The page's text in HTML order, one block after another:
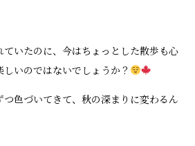
いたのに、今はちょっとした散歩も心
いのではないでしょうか？
色づいてきて、秋の深まりに変わるん